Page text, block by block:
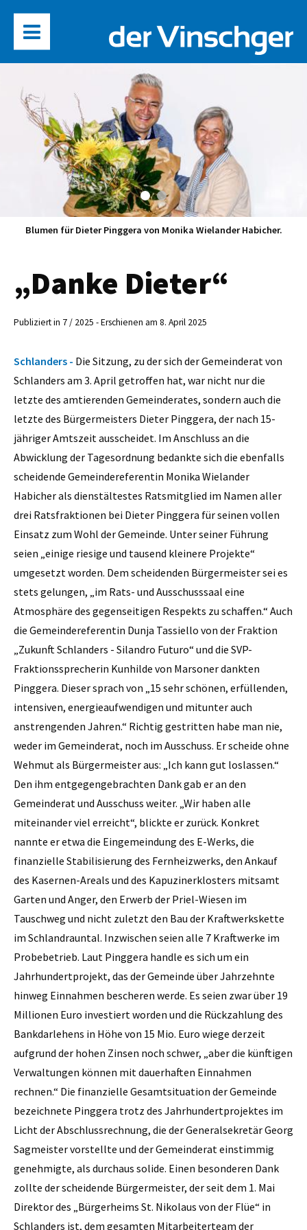
Blumen für Dieter Pinggera von Monika Wielander Habicher.
„Danke Dieter“
Publiziert in 7 / 2025 - Erschienen am 8. April 2025
Schlanders - Die Sitzung, zu der sich der Gemeinderat von
Schlanders am 3. April getroffen hat, war nicht nur die
letzte des amtierenden Gemeinderates, sondern auch die
letzte des Bürgermeisters Dieter Pinggera, der nach 15-
jähriger Amtszeit ausscheidet. Im Anschluss an die
Abwicklung der Tagesordnung bedankte sich die ebenfalls
scheidende Gemeindereferentin Monika Wielander
Habicher als dienstältestes Ratsmitglied im Namen aller
drei Ratsfraktionen bei Dieter Pinggera für seinen vollen
Einsatz zum Wohl der Gemeinde. Unter seiner Führung
seien „einige riesige und tausend kleinere Projekte“
umgesetzt worden. Dem scheidenden Bürgermeister sei es
stets gelungen, „im Rats- und Ausschusssaal eine
Atmosphäre des gegenseitigen Respekts zu schaffen.“ Auch
die Gemeindereferentin Dunja Tassiello von der Fraktion
„Zukunft Schlanders - Silandro Futuro“ und die SVP-
Fraktionssprecherin Kunhilde von Marsoner dankten
Pinggera. Dieser sprach von „15 sehr schönen, erfüllenden,
intensiven, energieaufwendigen und mitunter auch
anstrengenden Jahren.“ Richtig gestritten habe man nie,
weder im Gemeinderat, noch im Ausschuss. Er scheide ohne
Wehmut als Bürgermeister aus: „Ich kann gut loslassen.“
Den ihm entgegengebrachten Dank gab er an den
Gemeinderat und Ausschuss weiter. „Wir haben alle
miteinander viel erreicht“, blickte er zurück. Konkret
nannte er etwa die Eingemeindung des E-Werks, die
finanzielle Stabilisierung des Fernheizwerks, den Ankauf
des Kasernen-Areals und des Kapuzinerklosters mitsamt
Garten und Anger, den Erwerb der Priel-Wiesen im
Tauschweg und nicht zuletzt den Bau der Kraftwerkskette
im Schlandrauntal. Inzwischen seien alle 7 Kraftwerke im
Probebetrieb. Laut Pinggera handle es sich um ein
Jahrhundertprojekt, das der Gemeinde über Jahrzehnte
hinweg Einnahmen bescheren werde. Es seien zwar über 19
Millionen Euro investiert worden und die Rückzahlung des
Bankdarlehens in Höhe von 15 Mio. Euro wiege derzeit
aufgrund der hohen Zinsen noch schwer, „aber die künftigen
Verwaltungen können mit dauerhaften Einnahmen
rechnen.“ Die finanzielle Gesamtsituation der Gemeinde
bezeichnete Pinggera trotz des Jahrhundertprojektes im
Licht der Abschlussrechnung, die der Generalsekretär Georg
Sagmeister vorstellte und der Gemeinderat einstimmig
genehmigte, als durchaus solide. Einen besonderen Dank
zollte der scheidende Bürgermeister, der seit dem 1. Mai
Direktor des „Bürgerheims St. Nikolaus von der Flüe“ in
Schlanders ist, dem gesamten Mitarbeiterteam der